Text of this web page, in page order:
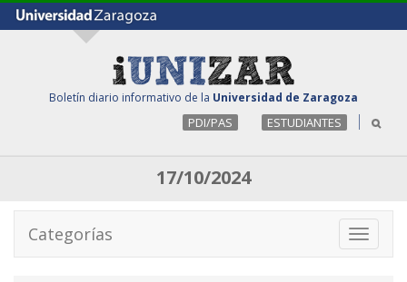
Boletín diario informativo de la Universidad de Zaragoza
PDI/PAS ESTUDIANTES
17/10/2024
Toggle
Categorías